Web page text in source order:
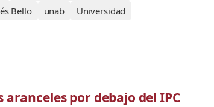
Bello unab
Universidad
por debajo del IPC